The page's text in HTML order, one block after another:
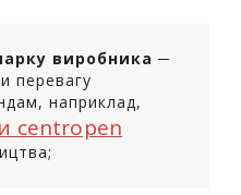
виробника ─
перевагу
наприклад,
centropen